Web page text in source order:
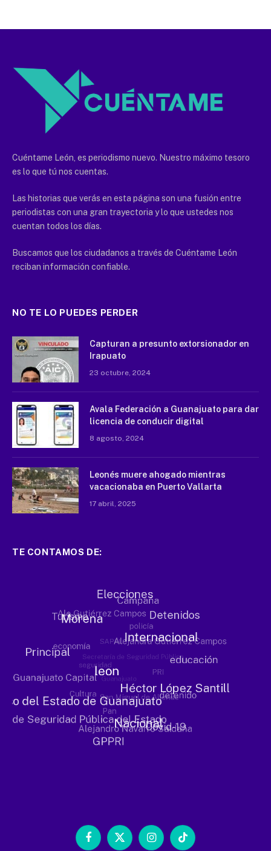
Cuéntame León, es periodismo nuevo. Nuestro máximo tesoro
es lo que tú nos cuentas.
Las historias que verás en esta página son una fusión entre
periodistas con una gran trayectoria y lo que ustedes nos
cuentan todos los días.
Buscamos que los ciudadanos a través de Cuéntame León
reciban información confiable.
NO TE LO PUEDES PERDER
Capturan a presunto extorsionador en
Irapuato
23 octubre, 2024
Avala Federación a Guanajuato para dar
licencia de conducir digital
8 agosto, 2024
Leonés muere ahogado mientras
vacacionaba en Puerto Vallarta
17 abril, 2025
TE CONTAMOS DE:
Facebook
X
InstagramTikTok